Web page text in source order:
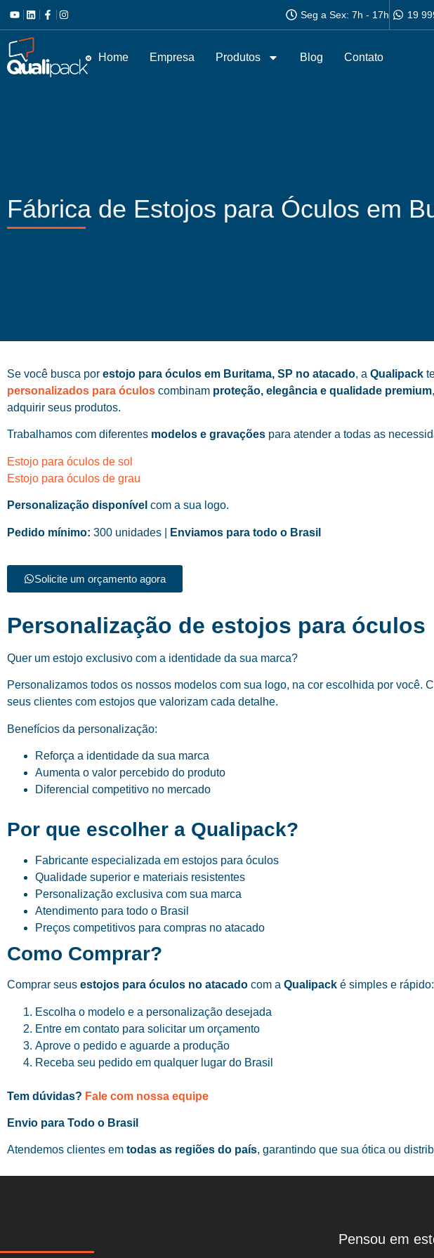
Seg a Sex: 7h - 17h 19
Home Empresa Produtos Blog Contato
Fábrica de Estojos para Óculos em
Se você busca por estojo para óculos em Buritama, SP no atacado, a Qualipack
personalizados para óculos combinam proteção, elegância e qualidade premium
adquirir seus produtos.
Trabalhamos com diferentes modelos e gravações para atender a todas as
Estojo para óculos de sol
Estojo para óculos de grau
Personalização disponível com a sua logo.
Pedido mínimo: 300 unidades | Enviamos para todo o Brasil
Solicite um orçamento agora
Personalização de estojos para óculos
Quer um estojo exclusivo com a identidade da sua marca?
Personalizamos todos os nossos modelos com sua logo, na cor escolhida por você.
seus clientes com estojos que valorizam cada detalhe.
Benefícios da personalização:
Reforça a identidade da sua marca
Aumenta o valor percebido do produto
Diferencial competitivo no mercado
Por que escolher a Qualipack?
Fabricante especializada em estojos para óculos
Qualidade superior e materiais resistentes
Personalização exclusiva com sua marca
Atendimento para todo o Brasil
Preços competitivos para compras no atacado
Como Comprar?
Comprar seus estojos para óculos no atacado com a Qualipack é simples e rápido:
Escolha o modelo e a personalização desejada
Entre em contato para solicitar um orçamento
Aprove o pedido e aguarde a produção
Receba seu pedido em qualquer lugar do Brasil
Tem dúvidas? Fale com nossa equipe
Envio para Todo o Brasil
Atendemos clientes em todas as regiões do país, garantindo que sua ótica ou
Pensou em